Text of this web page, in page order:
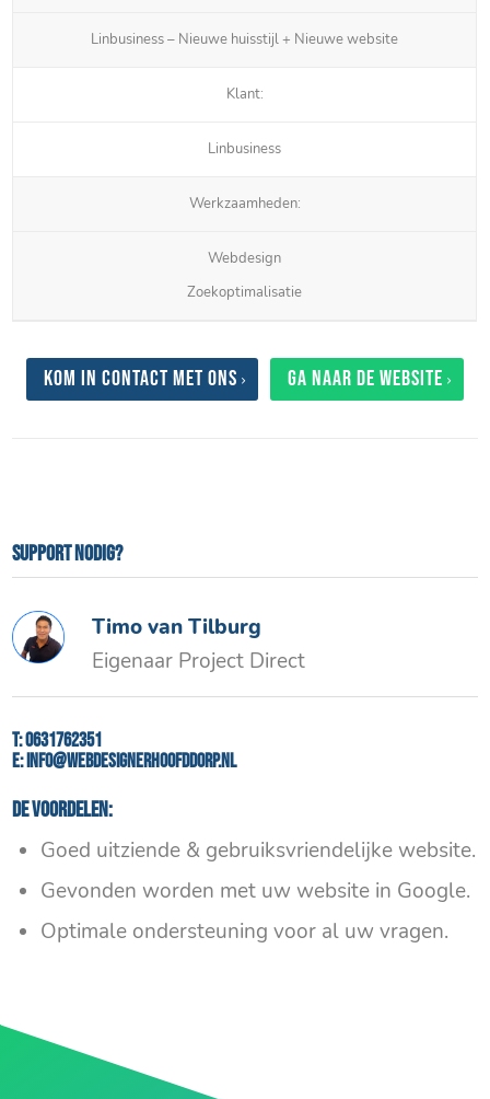
Linbusiness – Nieuwe huisstijl + Nieuwe website
Klant:
Linbusiness
Werkzaamheden:
Webdesign
Zoekoptimalisatie
Kom in contact met ons Ga naar de website
Support nodig?
Timo van Tilburg
Eigenaar Project Direct
T:0631762351
E:info@webdesignerhoofddorp.nl
De voordelen:
Goed uitziende & gebruiksvriendelijke website.
Gevonden worden met uw website in Google.
Optimale ondersteuning voor al uw vragen.